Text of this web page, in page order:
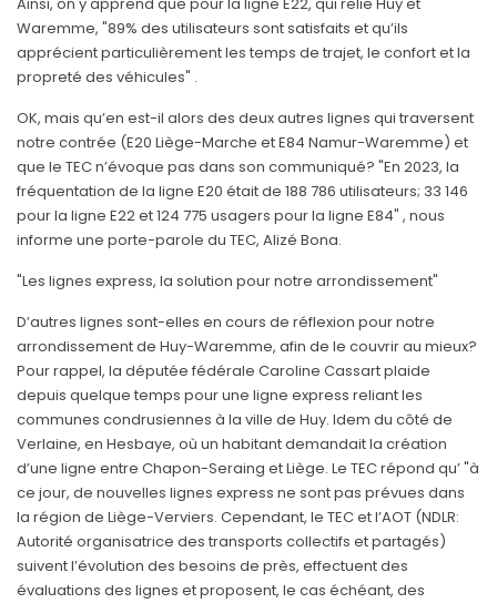
Ainsi, on y apprend que pour la ligne E22, qui relie Huy et
Waremme, "89% des utilisateurs sont satisfaits et qu’ils
apprécient particulièrement les temps de trajet, le confort et la
propreté des véhicules" .
OK, mais qu’en est-il alors des deux autres lignes qui traversent
notre contrée (E20 Liège-Marche et E84 Namur-Waremme) et
que le TEC n’évoque pas dans son communiqué? "En 2023, la
fréquentation de la ligne E20 était de 188 786 utilisateurs; 33 146
pour la ligne E22 et 124 775 usagers pour la ligne E84" , nous
informe une porte-parole du TEC, Alizé Bona.
"Les lignes express, la solution pour notre arrondissement"
D’autres lignes sont-elles en cours de réflexion pour notre
arrondissement de Huy-Waremme, afin de le couvrir au mieux?
Pour rappel, la députée fédérale Caroline Cassart plaide
depuis quelque temps pour une ligne express reliant les
communes condrusiennes à la ville de Huy. Idem du côté de
Verlaine, en Hesbaye, où un habitant demandait la création
d’une ligne entre Chapon-Seraing et Liège. Le TEC répond qu’ "à
ce jour, de nouvelles lignes express ne sont pas prévues dans
la région de Liège-Verviers. Cependant, le TEC et l’AOT (NDLR:
Autorité organisatrice des transports collectifs et partagés)
suivent l’évolution des besoins de près, effectuent des
évaluations des lignes et proposent, le cas échéant, des